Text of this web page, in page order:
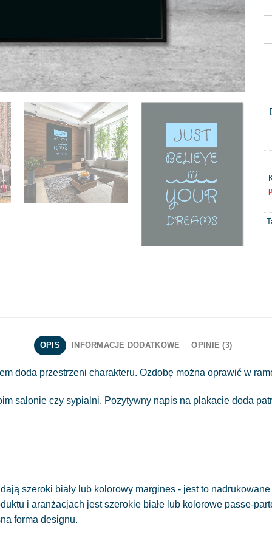
OPIS INFORMACJE DODATKOWE OPINIE (3)
doda przestrzeni charakteru. Ozdobę można oprawić w
salonie czy sypialni. Pozytywny napis na plakacie doda
szeroki biały lub kolorowy margines - jest to
i aranżacjach jest szerokie białe lub kolorowe passe-
forma designu.